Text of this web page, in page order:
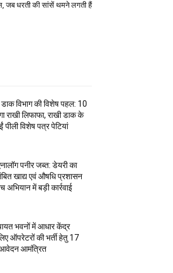
जब धरती की सांसें थमने लगती हैं
डाक विभाग की विशेष पहल: 10
राखी लिफाफा, राखी डाक के
पीली विशेष पत्र पेटियां
पनीर जब्त: डेयरी का
खाद्य एवं औषधि प्रशासन
अभियान में बड़ी कार्रवाई
भवनों में आधार केंद्र
ऑपरेटरों की भर्ती हेतु 17
आमंत्रित